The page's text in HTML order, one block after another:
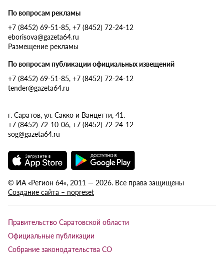
По вопросам рекламы
+7 (8452) 69-51-85, +7 (8452) 72-24-12
eborisova@gazeta64.ru
Размещение рекламы
По вопросам публикации официальных извещений
+7 (8452) 69-51-85, +7 (8452) 72-24-12
tender@gazeta64.ru
г. Саратов, ул. Сакко и Ванцетти, 41.
+7 (8452) 72-10-06, +7 (8452) 72-24-12
sog@gazeta64.ru
© ИА «Регион 64», 2011 — 2026. Все права защищены
Создание сайта – nopreset
Правительство Саратовской области
Официальные публикации
Собрание законодательства СО